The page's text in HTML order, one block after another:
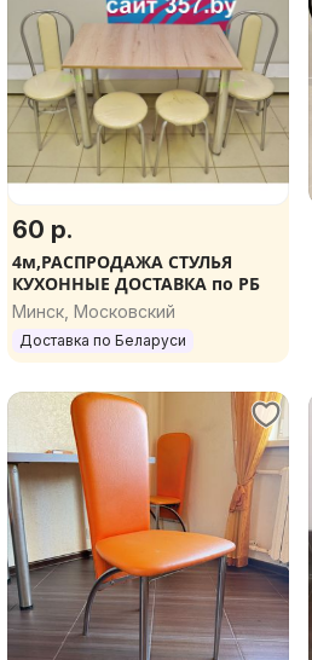
60 р.
4м,РАСПРОДАЖА СТУЛЬЯ
КУХОННЫЕ ДОСТАВКА по РБ
Минск, Московский
Доставка по Беларуси